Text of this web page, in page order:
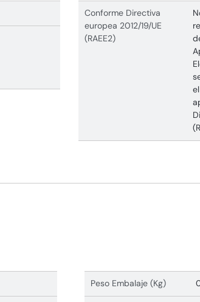
Conforme Directiva
europea 2012/19/UE
(RAEE2)
Peso Embalaje (Kg)